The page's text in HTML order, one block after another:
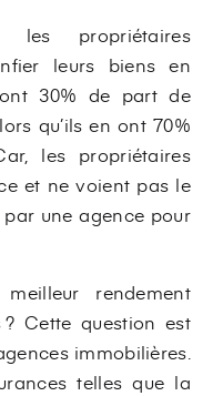
les propriétaires
leurs biens en
30% de part de
qu’ils en ont 70%
les propriétaires
et ne voient pas le
par une agence pour
rendement
Cette question est
immobilières.
telles que la